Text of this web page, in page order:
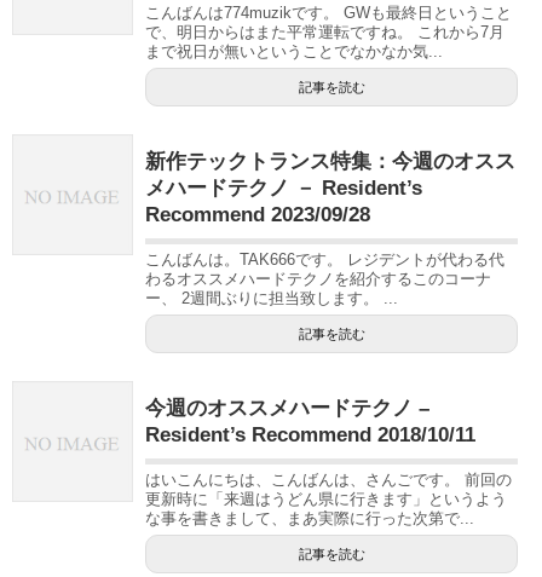
こんばんは774muzikです。 GWも最終日ということ
で、明日からはまた平常運転ですね。 これから7月
まで祝日が無いということでなかなか気...
記事を読む
新作テックトランス特集：今週のオスス
メハードテクノ － Resident’s
Recommend 2023/09/28
こんばんは。TAK666です。 レジデントが代わる代
わるオススメハードテクノを紹介するこのコーナ
ー、 2週間ぶりに担当致します。 ...
記事を読む
今週のオススメハードテクノ –
Resident’s Recommend 2018/10/11
はいこんにちは、こんばんは、さんごです。 前回の
更新時に「来週はうどん県に行きます」というよう
な事を書きまして、まあ実際に行った次第で...
記事を読む